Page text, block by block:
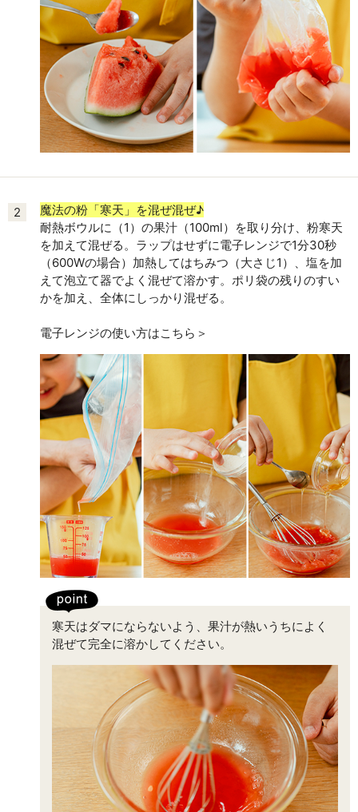
2
魔法の粉「寒天」を混ぜ混ぜ♪
耐熱ボウルに（1）の果汁（100ml）を取り分け、粉寒天
を加えて混ぜる。ラップはせずに電子レンジで1分30秒
（600Wの場合）加熱してはちみつ（大さじ1）、塩を加
えて泡立て器でよく混ぜて溶かす。ポリ袋の残りのすい
かを加え、全体にしっかり混ぜる。
電子レンジの使い方はこちら＞
寒天はダマにならないよう、果汁が熱いうちによく
混ぜて完全に溶かしてください。